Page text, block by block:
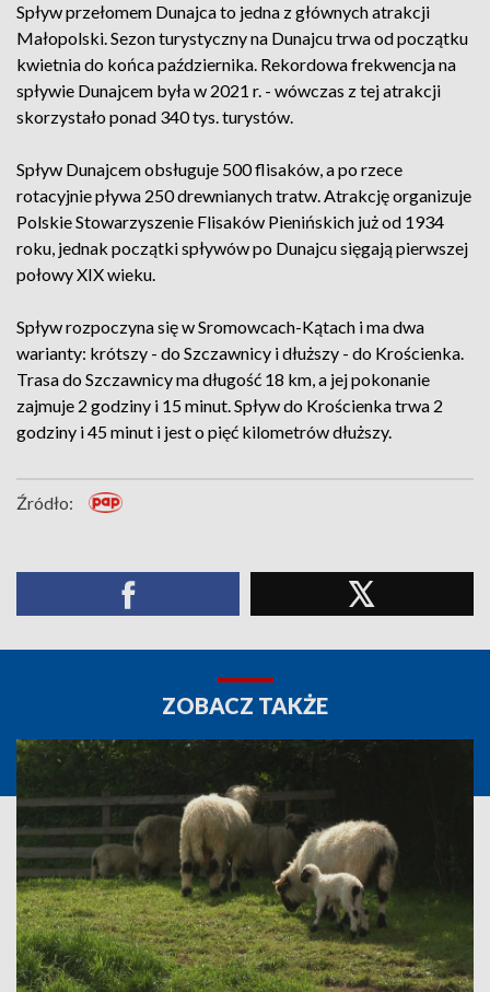
Spływ przełomem Dunajca to jedna z głównych atrakcji
Małopolski. Sezon turystyczny na Dunajcu trwa od początku
kwietnia do końca października. Rekordowa frekwencja na
spływie Dunajcem była w 2021 r. - wówczas z tej atrakcji
skorzystało ponad 340 tys. turystów.
Spływ Dunajcem obsługuje 500 flisaków, a po rzece
rotacyjnie pływa 250 drewnianych tratw. Atrakcję organizuje
Polskie Stowarzyszenie Flisaków Pienińskich już od 1934
roku, jednak początki spływów po Dunajcu sięgają pierwszej
połowy XIX wieku.
Spływ rozpoczyna się w Sromowcach-Kątach i ma dwa
warianty: krótszy - do Szczawnicy i dłuższy - do Krościenka.
Trasa do Szczawnicy ma długość 18 km, a jej pokonanie
zajmuje 2 godziny i 15 minut. Spływ do Krościenka trwa 2
godziny i 45 minut i jest o pięć kilometrów dłuższy.
Źródło:
ZOBACZ TAKŻE